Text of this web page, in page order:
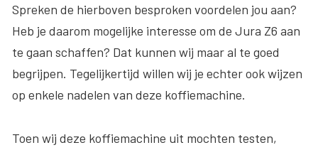
Spreken de hierboven besproken voordelen jou aan?
Heb je daarom mogelijke interesse om de Jura Z6 aan
te gaan schaffen? Dat kunnen wij maar al te goed
begrijpen. Tegelijkertijd willen wij je echter ook wijzen
op enkele nadelen van deze koffiemachine.
Toen wij deze koffiemachine uit mochten testen,